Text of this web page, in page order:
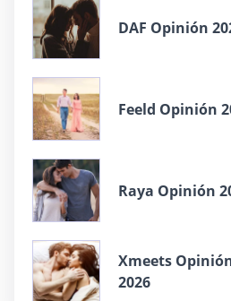
DAF Opinión
Feeld Opinión
Raya Opinión
Xmeets
2026